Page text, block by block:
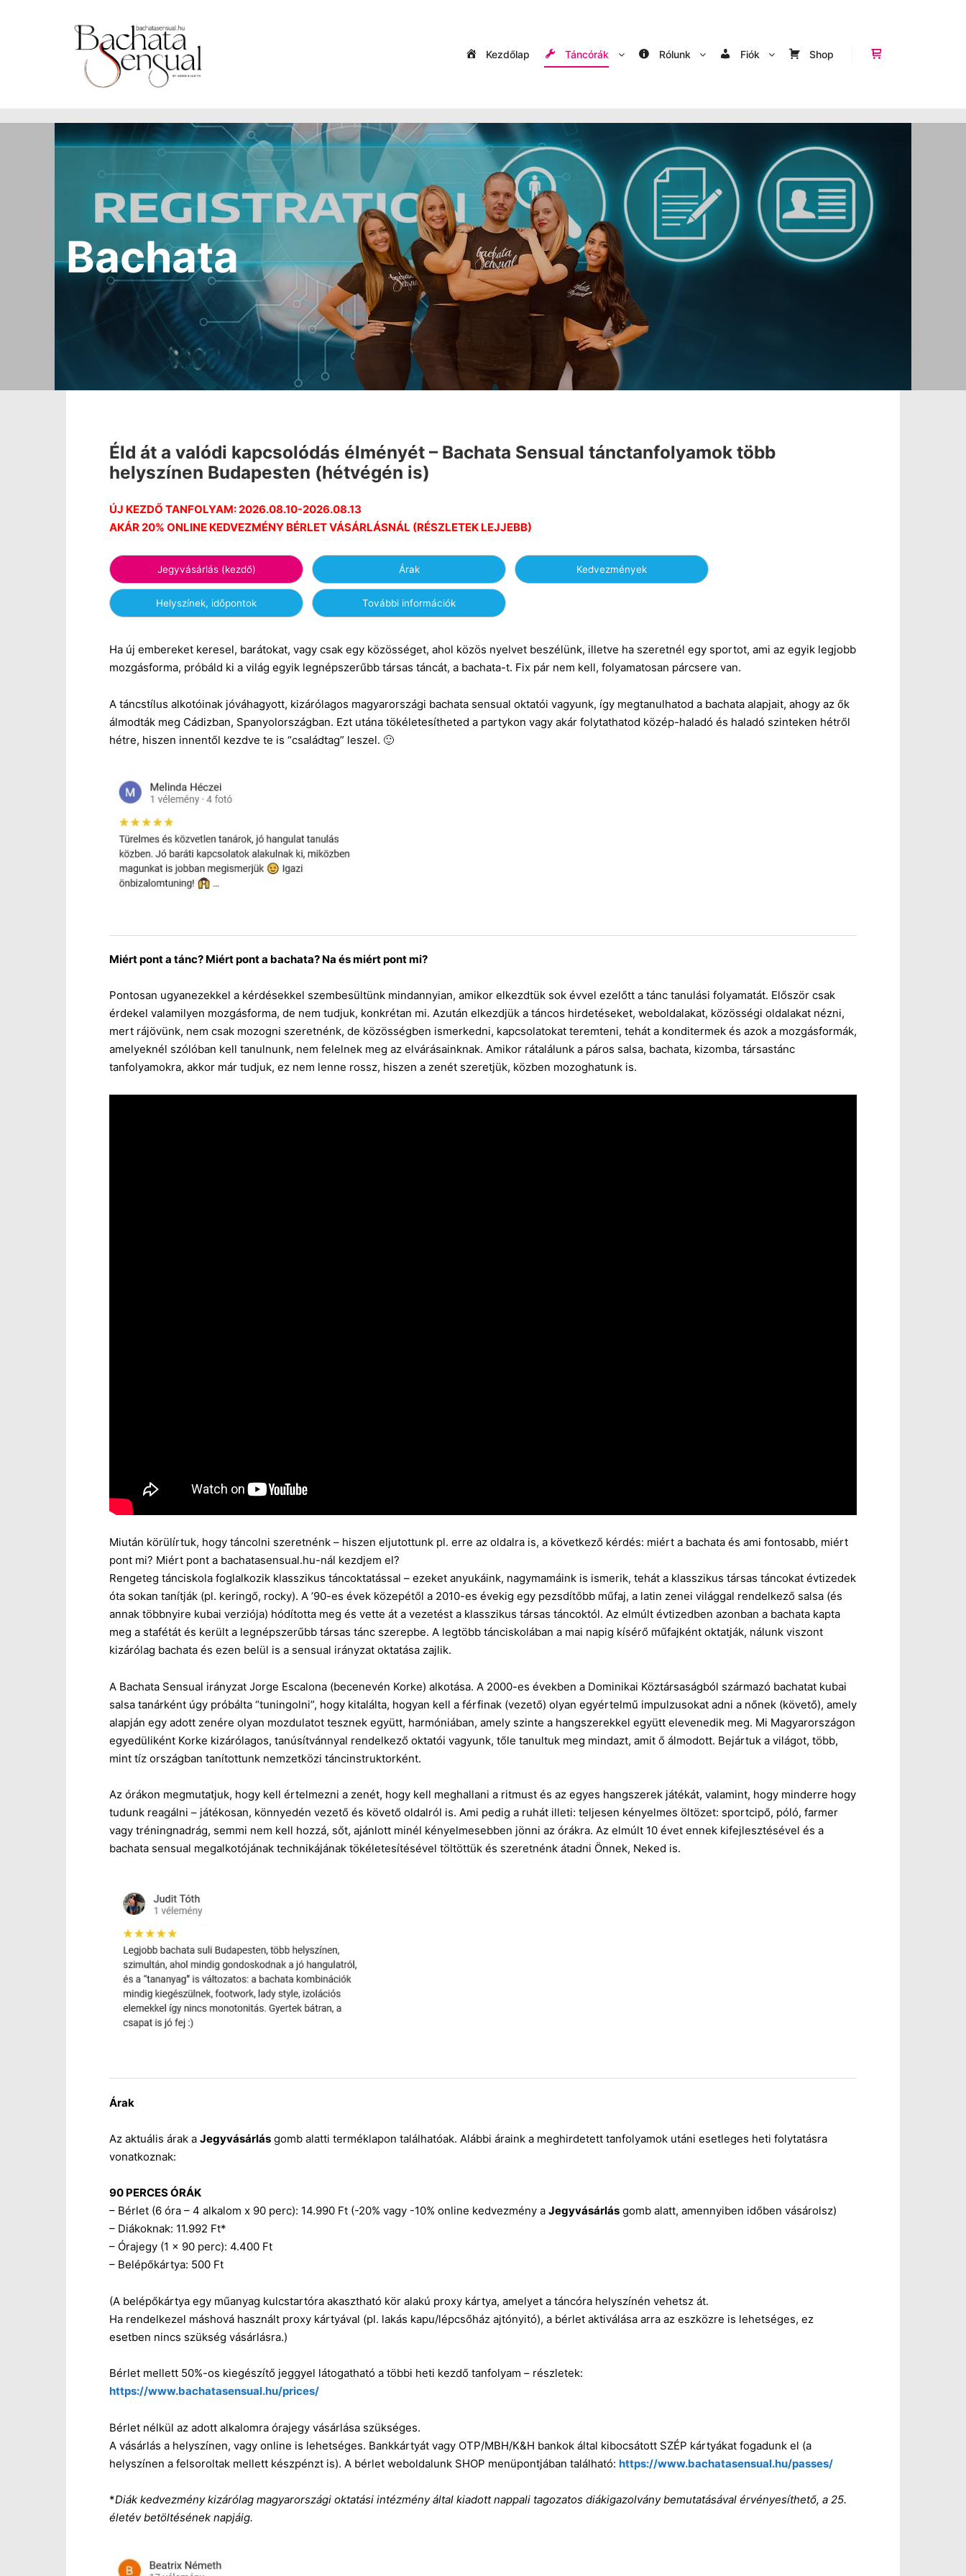
Kezdőlap Táncórák Rólunk Fiók Shop
Bachata
Éld át a valódi kapcsolódás élményét – Bachata Sensual tánctanfolyamok több
helyszínen Budapesten (hétvégén is)
ÚJ KEZDŐ TANFOLYAM: 2026.08.10-2026.08.13
AKÁR 20% ONLINE KEDVEZMÉNY BÉRLET VÁSÁRLÁSNÁL (RÉSZLETEK LEJJEBB)
Jegyvásárlás (kezdő) Árak Kedvezmények
Helyszínek, időpontok További információk
Ha új embereket keresel, barátokat, vagy csak egy közösséget, ahol közös nyelvet beszélünk, illetve ha szeretnél egy sportot, ami az egyik legjobb
mozgásforma, próbáld ki a világ egyik legnépszerűbb társas táncát, a bachata-t. Fix pár nem kell, folyamatosan párcsere van.
A táncstílus alkotóinak jóváhagyott, kizárólagos magyarországi bachata sensual oktatói vagyunk, így megtanulhatod a bachata alapjait, ahogy az ők
álmodták meg Cádizban, Spanyolországban. Ezt utána tökéletesítheted a partykon vagy akár folytathatod közép-haladó és haladó szinteken hétről
hétre, hiszen innentől kezdve te is “családtag” leszel. 🙂
Miért pont a tánc? Miért pont a bachata? Na és miért pont mi?
Pontosan ugyanezekkel a kérdésekkel szembesültünk mindannyian, amikor elkezdtük sok évvel ezelőtt a tánc tanulási folyamatát. Először csak
érdekel valamilyen mozgásforma, de nem tudjuk, konkrétan mi. Azután elkezdjük a táncos hirdetéseket, weboldalakat, közösségi oldalakat nézni,
mert rájövünk, nem csak mozogni szeretnénk, de közösségben ismerkedni, kapcsolatokat teremteni, tehát a konditermek és azok a mozgásformák,
amelyeknél szólóban kell tanulnunk, nem felelnek meg az elvárásainknak. Amikor rátalálunk a páros salsa, bachata, kizomba, társastánc
tanfolyamokra, akkor már tudjuk, ez nem lenne rossz, hiszen a zenét szeretjük, közben mozoghatunk is.
Miután körülírtuk, hogy táncolni szeretnénk – hiszen eljutottunk pl. erre az oldalra is, a következő kérdés: miért a bachata és ami fontosabb, miért
pont mi? Miért pont a bachatasensual.hu-nál kezdjem el?
Rengeteg tánciskola foglalkozik klasszikus táncoktatással – ezeket anyukáink, nagymamáink is ismerik, tehát a klasszikus társas táncokat évtizedek
óta sokan tanítják (pl. keringő, rocky). A ’90-es évek közepétől a 2010-es évekig egy pezsdítőbb műfaj, a latin zenei világgal rendelkező salsa (és
annak többnyire kubai verziója) hódította meg és vette át a vezetést a klasszikus társas táncoktól. Az elmúlt évtizedben azonban a bachata kapta
meg a stafétát és került a legnépszerűbb társas tánc szerepbe. A legtöbb tánciskolában a mai napig kísérő műfajként oktatják, nálunk viszont
kizárólag bachata és ezen belül is a sensual irányzat oktatása zajlik.
A Bachata Sensual irányzat Jorge Escalona (becenevén Korke) alkotása. A 2000-es években a Dominikai Köztársaságból származó bachatat kubai
salsa tanárként úgy próbálta “tuningolni”, hogy kitalálta, hogyan kell a férfinak (vezető) olyan egyértelmű impulzusokat adni a nőnek (követő), amely
alapján egy adott zenére olyan mozdulatot tesznek együtt, harmóniában, amely szinte a hangszerekkel együtt elevenedik meg. Mi Magyarországon
egyedüliként Korke kizárólagos, tanúsítvánnyal rendelkező oktatói vagyunk, tőle tanultuk meg mindazt, amit ő álmodott. Bejártuk a világot, több,
mint tíz országban tanítottunk nemzetközi táncinstruktorként.
Az órákon megmutatjuk, hogy kell értelmezni a zenét, hogy kell meghallani a ritmust és az egyes hangszerek játékát, valamint, hogy minderre hogy
tudunk reagálni – játékosan, könnyedén vezető és követő oldalról is. Ami pedig a ruhát illeti: teljesen kényelmes öltözet: sportcipő, póló, farmer
vagy tréningnadrág, semmi nem kell hozzá, sőt, ajánlott minél kényelmesebben jönni az órákra. Az elmúlt 10 évet ennek kifejlesztésével és a
bachata sensual megalkotójának technikájának tökéletesítésével töltöttük és szeretnénk átadni Önnek, Neked is.
Árak
Az aktuális árak a Jegyvásárlás gomb alatti terméklapon találhatóak. Alábbi áraink a meghirdetett tanfolyamok utáni esetleges heti folytatásra
vonatkoznak:
90 PERCES ÓRÁK
– Bérlet (6 óra – 4 alkalom x 90 perc): 14.990 Ft (-20% vagy -10% online kedvezmény a Jegyvásárlás gomb alatt, amennyiben időben vásárolsz)
– Diákoknak: 11.992 Ft*
– Órajegy (1 x 90 perc): 4.400 Ft
– Belépőkártya: 500 Ft
(A belépőkártya egy műanyag kulcstartóra akasztható kör alakú proxy kártya, amelyet a táncóra helyszínén vehetsz át.
Ha rendelkezel máshová használt proxy kártyával (pl. lakás kapu/lépcsőház ajtónyitó), a bérlet aktiválása arra az eszközre is lehetséges, ez
esetben nincs szükség vásárlásra.)
Bérlet mellett 50%-os kiegészítő jeggyel látogatható a többi heti kezdő tanfolyam – részletek:
https://www.bachatasensual.hu/prices/
Bérlet nélkül az adott alkalomra órajegy vásárlása szükséges.
A vásárlás a helyszínen, vagy online is lehetséges. Bankkártyát vagy OTP/MBH/K&H bankok által kibocsátott SZÉP kártyákat fogadunk el (a
helyszínen a felsoroltak mellett készpénzt is). A bérlet weboldalunk SHOP menüpontjában található: https://www.bachatasensual.hu/passes/
*Diák kedvezmény kizárólag magyarországi oktatási intézmény által kiadott nappali tagozatos diákigazolvány bemutatásával érvényesíthető, a 25.
életév betöltésének napjáig.